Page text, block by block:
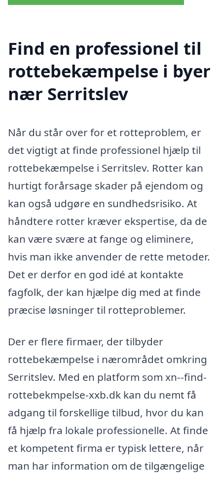
Find en professionel til
rottebekæmpelse i byer
nær Serritslev
Når du står over for et rotteproblem, er
det vigtigt at finde professionel hjælp til
rottebekæmpelse i Serritslev. Rotter kan
hurtigt forårsage skader på ejendom og
kan også udgøre en sundhedsrisiko. At
håndtere rotter kræver ekspertise, da de
kan være svære at fange og eliminere,
hvis man ikke anvender de rette metoder.
Det er derfor en god idé at kontakte
fagfolk, der kan hjælpe dig med at finde
præcise løsninger til rotteproblemer.
Der er flere firmaer, der tilbyder
rottebekæmpelse i nærområdet omkring
Serritslev. Med en platform som xn--find-
rottebekmpelse-xxb.dk kan du nemt få
adgang til forskellige tilbud, hvor du kan
få hjælp fra lokale professionelle. At finde
et kompetent firma er typisk lettere, når
man har information om de tilgængelige